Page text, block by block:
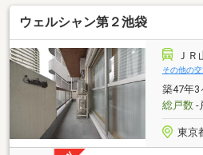
７．８４平米・6階・２Ｌ
としても利用可能です!～～
～～～～～～～～◆頭金0
年ローン!◆提携銀行多数、
◆車でまとめてご案内!自
即日対応させていただきま
トキャンペーン♪◆フジテレ
ウェルシャン第２池袋
ＪＲ
その他の交
築47年3
総戸数-
東京